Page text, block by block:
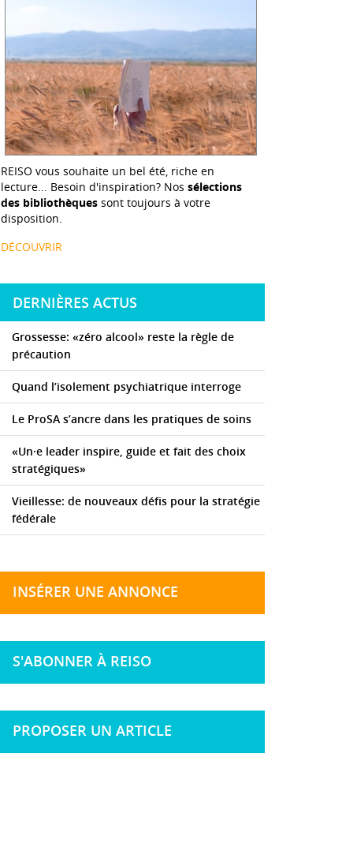
REISO vous souhaite un bel été, riche en
lecture... Besoin d'inspiration? Nos sélections
des bibliothèques sont toujours à votre
disposition.
DÉCOUVRIR
DERNIÈRES ACTUS
Grossesse: «zéro alcool» reste la règle de
précaution
Quand l’isolement psychiatrique interroge
Le ProSA s’ancre dans les pratiques de soins
«Un·e leader inspire, guide et fait des choix
stratégiques»
Vieillesse: de nouveaux défis pour la stratégie
fédérale
INSÉRER UNE ANNONCE
S'ABONNER À REISO
PROPOSER UN ARTICLE